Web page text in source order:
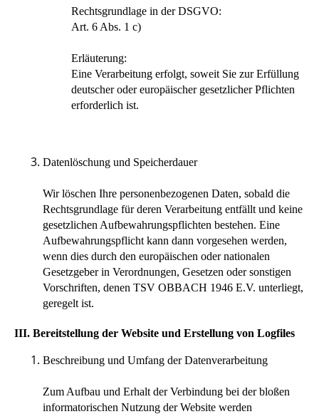
Rechtsgrundlage in der DSGVO:
Art. 6 Abs. 1 c)
Erläuterung:
Eine Verarbeitung erfolgt, soweit Sie zur Erfüllung
deutscher oder europäischer gesetzlicher Pflichten
erforderlich ist.
Datenlöschung und Speicherdauer
Wir löschen Ihre personenbezogenen Daten, sobald die
Rechtsgrundlage für deren Verarbeitung entfällt und keine
gesetzlichen Aufbewahrungspflichten bestehen. Eine
Aufbewahrungspflicht kann dann vorgesehen werden,
wenn dies durch den europäischen oder nationalen
Gesetzgeber in Verordnungen, Gesetzen oder sonstigen
Vorschriften, denen TSV OBBACH 1946 E.V. unterliegt,
geregelt ist.
III. Bereitstellung der Website und Erstellung von Logfiles
Beschreibung und Umfang der Datenverarbeitung
Zum Aufbau und Erhalt der Verbindung bei der bloßen
informatorischen Nutzung der Website werden